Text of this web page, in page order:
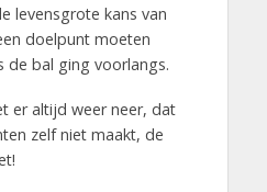
levensgrote kans van
doelpunt moeten
de bal ging voorlangs.
er altijd weer neer, dat
zelf niet maakt, de